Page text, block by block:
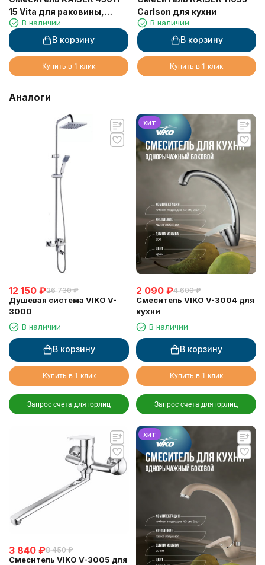
15 Vita для раковины,
воронёная сталь
В наличии
В корзину
Купить в 1 клик
Carlson для кухни
В наличии
В корзину
Купить в 1 клик
Аналоги
12 150 ₽26 730 ₽
Душевая система VIKO V-
3000
В наличии
В корзину
Купить в 1 клик
Запрос счета для юрлиц
хит
2 090 ₽4 600 ₽
Смеситель VIKO V-3004 для
кухни
В наличии
В корзину
Купить в 1 клик
Запрос счета для юрлиц
3 840 ₽8 450 ₽
Смеситель VIKO V-3005 для
хит